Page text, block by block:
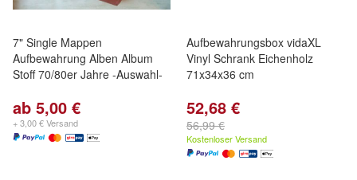
7" Single Mappen
Aufbewahrung Alben Album
Stoff 70/80er Jahre -Auswahl-
ab 5,00 €
+ 3,00 € Versand
Aufbewahrungsbox vidaXL
Vinyl Schrank Eichenholz
71x34x36 cm
52,68 €
56,99 €
Kostenloser Versand